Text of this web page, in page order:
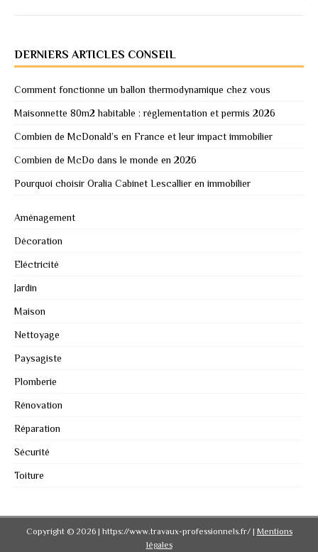
DERNIERS ARTICLES CONSEIL
Comment fonctionne un ballon thermodynamique chez vous
Maisonnette 80m2 habitable : réglementation et permis 2026
Combien de McDonald’s en France et leur impact immobilier
Combien de McDo dans le monde en 2026
Pourquoi choisir Oralia Cabinet Lescallier en immobilier
Aménagement
Décoration
Eléctricité
Jardin
Maison
Nettoyage
Paysagiste
Plomberie
Rénovation
Réparation
Sécurité
Toiture
Copyright © 2026 | https://www.travaux-professionnels.fr/ | Mentions
légales